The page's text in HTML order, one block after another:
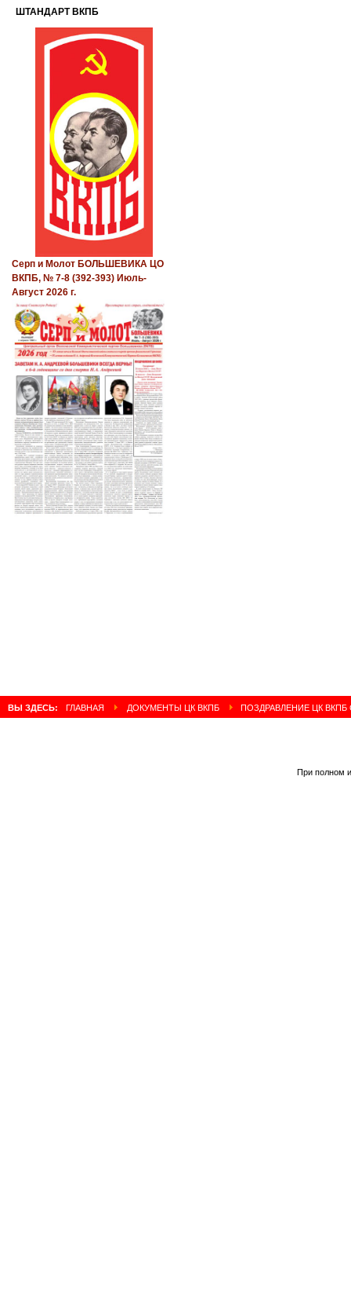
ШТАНДАРТ ВКПБ
Серп и Молот БОЛЬШЕВИКА ЦО
ВКПБ, № 7-8 (392-393) Июль-
Август 2026 г.
ВЫ ЗДЕСЬ: ГЛАВНАЯ ДОКУМЕНТЫ ЦК ВКПБ ПОЗДРАВЛЕНИЕ ЦК
При полном